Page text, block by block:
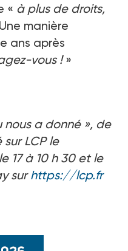
« à plus de droits,
manière
ans après
vous !»
nous a donné », de
LCP le
17 à 10 h 30 et le
surhttps://lcp.fr